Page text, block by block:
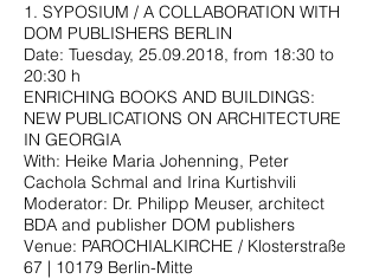
1. SYPOSIUM / A COLLABORATION WITH
DOM PUBLISHERS BERLIN
Date: Tuesday, 25.09.2018, from 18:30 to
20:30 h
ENRICHING BOOKS AND BUILDINGS:
NEW PUBLICATIONS ON ARCHITECTURE
IN GEORGIA
With: Heike Maria Johenning, Peter
Cachola Schmal and Irina Kurtishvili
Moderator: Dr. Philipp Meuser, architect
BDA and publisher DOM publishers
Venue: PAROCHIALKIRCHE / Klosterstraße
67 | 10179 Berlin-Mitte